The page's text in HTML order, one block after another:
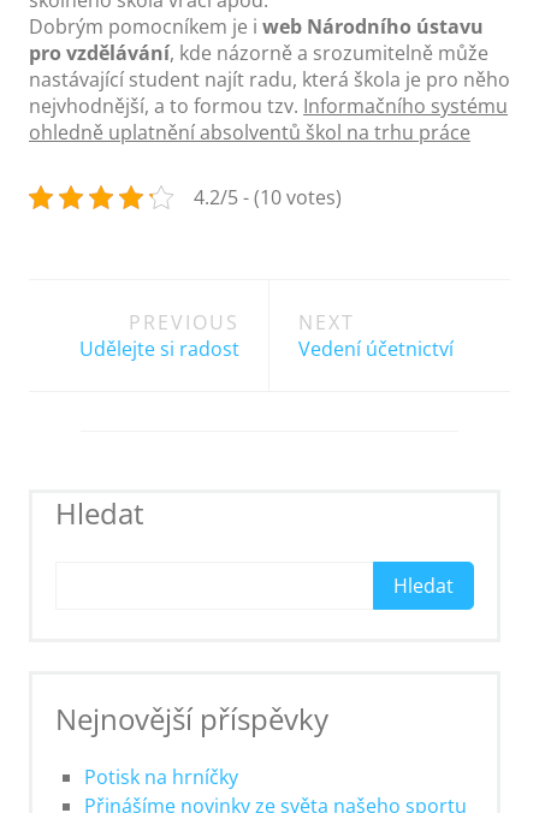
Dobrým pomocníkem je i web Národního ústavu
pro vzdělávání, kde názorně a srozumitelně může
nastávající student najít radu, která škola je pro něho
nejvhodnější, a to formou tzv. Informačního systému
ohledně uplatnění absolventů škol na trhu práce
4.2/5 - (10 votes)
navigationPREVIOUS
Udělejte si radost
NEXT
Vedení účetnictví
Hledat
Hledat
Nejnovější příspěvky
Potisk na hrníčky
Přinášíme novinky ze světa našeho sportu